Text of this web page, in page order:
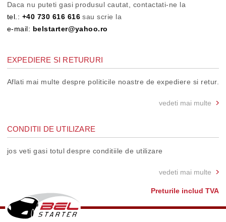
Daca nu puteti gasi produsul cautat, contactati-ne la
tel.: +40 730 616 616 sau scrie la
e-mail: belstarter@yahoo.ro
EXPEDIERE SI RETURURI
Aflati mai multe despre politicile noastre de expediere si retur.
vedeti mai multe
CONDITII DE UTILIZARE
jos veti gasi totul despre conditiile de utilizare
vedeti mai multe
Preturile includ TVA